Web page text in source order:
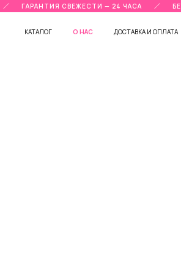
ГАРАНТИЯ СВЕЖЕСТИ — 24 ЧАСА
КАТАЛОГ О НАС ДОСТАВКА И ОПЛАТА